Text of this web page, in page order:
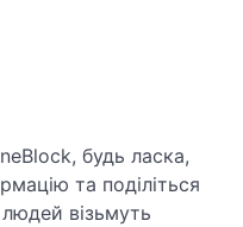
будь ласка,
та поділіться
візьмуть